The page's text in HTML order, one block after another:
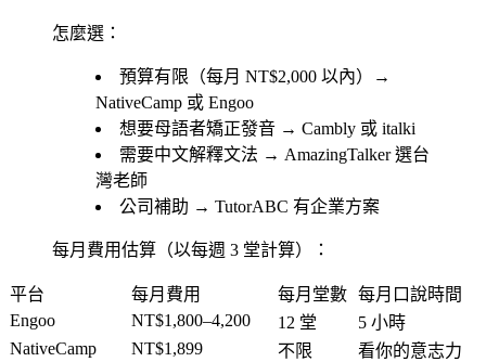
怎麼選：
預算有限（每月 NT$2,000 以內）→
NativeCamp 或 Engoo
想要母語者矯正發音 → Cambly 或 italki
需要中文解釋文法 → AmazingTalker 選台
灣老師
公司補助 → TutorABC 有企業方案
每月費用估算（以每週 3 堂計算）：
平台 每月費用 每月堂數 每月口說時間
Engoo
NT$1,800–4,200 12 堂
5 小時
NativeCamp
NT$1,899 不限
看你的意志力